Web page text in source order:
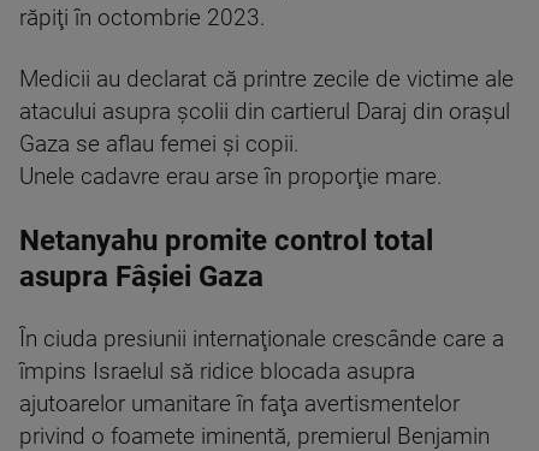
răpiţi în octombrie 2023.
Medicii au declarat că printre zecile de victime ale
atacului asupra şcolii din cartierul Daraj din oraşul
Gaza se aflau femei şi copii.
Unele cadavre erau arse în proporţie mare.
Netanyahu promite control total
asupra Fâșiei Gaza
În ciuda presiunii internaţionale crescânde care a
împins Israelul să ridice blocada asupra
ajutoarelor umanitare în faţa avertismentelor
privind o foamete iminentă, premierul Benjamin